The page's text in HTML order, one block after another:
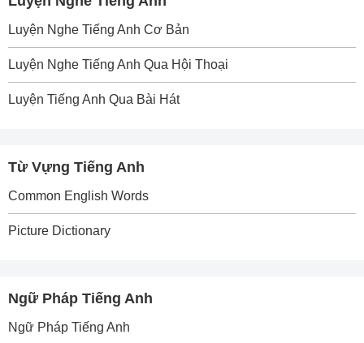
Luyện Nghe Tiếng Anh Cơ Bản
Luyện Nghe Tiếng Anh Qua Hội Thoại
Luyện Tiếng Anh Qua Bài Hát
Từ Vựng Tiếng Anh
Common English Words
Picture Dictionary
Ngữ Pháp Tiếng Anh
Ngữ Pháp Tiếng Anh